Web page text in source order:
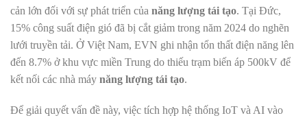
cản lớn đối với sự phát triển của năng lượng tái tạo. Tại Đức,
15% công suất điện gió đã bị cắt giảm trong năm 2024 do nghẽn
lưới truyền tải. Ở Việt Nam, EVN ghi nhận tổn thất điện năng lên
đến 8.7% ở khu vực miền Trung do thiếu trạm biến áp 500kV để
kết nối các nhà máy năng lượng tái tạo.
Để giải quyết vấn đề này, việc tích hợp hệ thống IoT và AI vào